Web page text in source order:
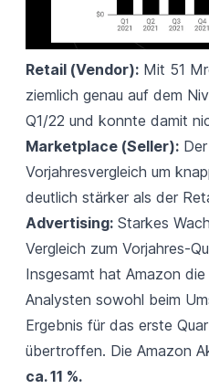
Retail (Vendor):Mit 51
ziemlich genau auf dem
Q1/22 und konnte damit
Marketplace (Seller):Der
Vorjahresvergleich um
deutlich stärker als der
Advertising:Starkes
Vergleich zum Vorjahres-
Insgesamt hat Amazon
Analysten sowohl beim
Ergebnis für das erste
übertroffen. Die Amazon
ca. 11 %.